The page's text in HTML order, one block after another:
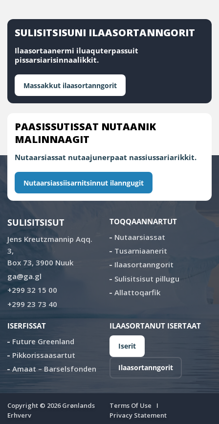
SULISITSISUNI ILAASORTANNGORIT
Ilaasortaanermi iluaquterpassuit
pissarsiarisinnaalikkit.
Massakkut ilaasortanngorit
PAASISSUTISSAT NUTAANIK
MALINNAAGIT
Nutaarsiassat nutaajunerpaat nassiussariarikkit.
Nutaarsiassiisarnitsinnut ilanngugit
SULISITSISUT
Jens Kreutzmannip Aqq.
3,
Box 73, 3900 Nuuk
ga@ga.gl
+299 32 15 00
+299 23 73 40
TOQQAANNARTUT
Nutaarsiassat
Tusarniaanerit
Ilaasortanngorit
Sulisitsisut pillugu
Allattoqarfik
ISERFISSAT
Future Greenland
Pikkorissaasartut
Amaat – Barselsfonden
ILAASORTANUT ISERTAAT
Iserit
Ilaasortanngorit
Copyright © 2026Grønlands
Erhverv
Terms Of Use
Privacy Statement